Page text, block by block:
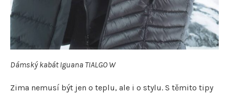
Dámský kabát Iguana TIALGO W
Zima nemusí být jen o teplu, ale i o stylu. S těmito tipy